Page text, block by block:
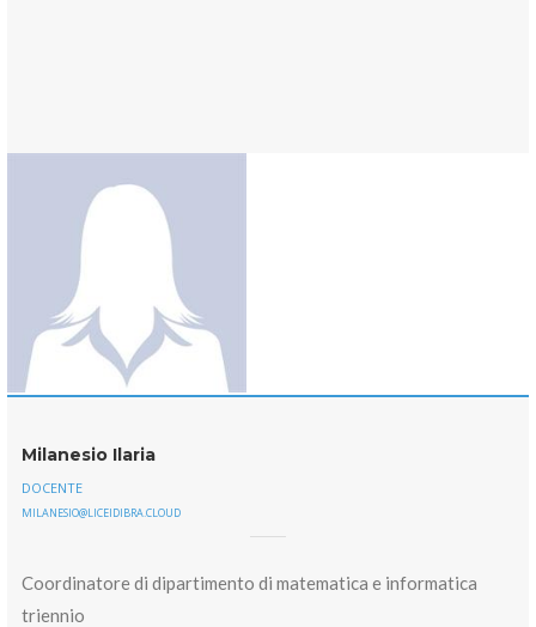
Milanesio Ilaria
DOCENTE
MILANESIO@LICEIDIBRA.CLOUD
Coordinatore di dipartimento di matematica e informatica
triennio